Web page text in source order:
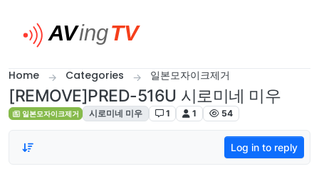
Home Categories 일본모자이크제거
[REMOVE]PRED-516U 시로미네 미우
일본모자이크제거 시로미네 미우 1 1 54
Log in to reply